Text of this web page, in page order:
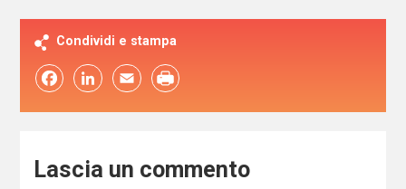
Condividi e stampa
FacebookLinkedIn Email
Lascia un commento